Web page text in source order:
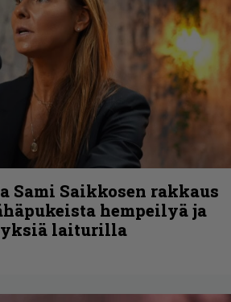
Sami Saikkosen rakkaus
hempeilyä ja
laiturilla